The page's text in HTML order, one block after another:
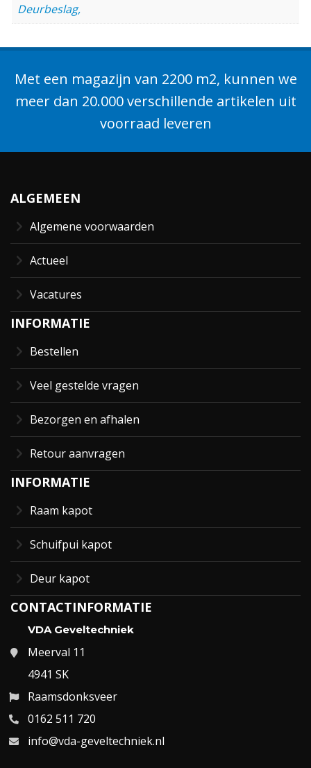
Deurbeslag,
Met een magazijn van 2200 m2, kunnen we
meer dan 20.000 verschillende artikelen uit
voorraad leveren
ALGEMEEN
Algemene voorwaarden
Actueel
Vacatures
INFORMATIE
Bestellen
Veel gestelde vragen
Bezorgen en afhalen
Retour aanvragen
INFORMATIE
Raam kapot
Schuifpui kapot
Deur kapot
CONTACTINFORMATIE
VDA Geveltechniek
Meerval 11
4941 SK
Raamsdonksveer
0162 511 720
info@vda-geveltechniek.nl